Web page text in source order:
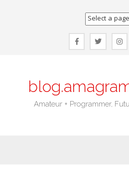
Amateur + Programmer,